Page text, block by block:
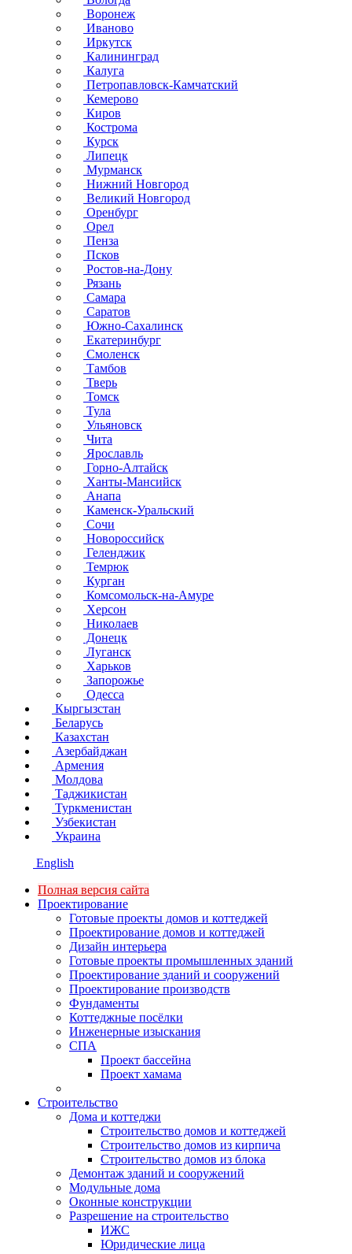
Воронеж
Иваново
Иркутск
Калининград
Калуга
Петропавловск-Камчатский
Кемерово
Киров
Кострома
Курск
Липецк
Мурманск
Нижний Новгород
Великий Новгород
Оренбург
Орел
Пенза
Псков
Ростов-на-Дону
Рязань
Самара
Саратов
Южно-Сахалинск
Екатеринбург
Смоленск
Тамбов
Тверь
Томск
Тула
Ульяновск
Чита
Ярославль
Горно-Алтайск
Ханты-Мансийск
Анапа
Каменск-Уральский
Сочи
Новороссийск
Геленджик
Темрюк
Курган
Комсомольск-на-Амуре
Херсон
Николаев
Донецк
Луганск
Харьков
Запорожье
Одесса
Кыргызстан
Беларусь
Казахстан
Азербайджан
Армения
Молдова
Таджикистан
Туркменистан
Узбекистан
Украина
English
Полная версия сайта
Проектирование
Готовые проекты домов и коттеджей
Проектирование домов и коттеджей
Дизайн интерьера
Готовые проекты промышленных зданий
Проектирование зданий и сооружений
Проектирование производств
Фундаменты
Коттеджные посёлки
Инженерные изыскания
СПА
Проект бассейна
Проект хамама
Строительство
Дома и коттеджи
Строительство домов и коттеджей
Строительство домов из кирпича
Строительство домов из блока
Демонтаж зданий и сооружений
Модульные дома
Оконные конструкции
Разрешение на строительство
ИЖС
Юридические лица